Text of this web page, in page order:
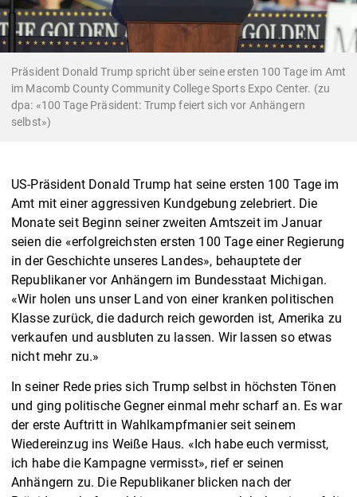
Präsident Donald Trump spricht über seine ersten 100 Tage im Amt
im Macomb County Community College Sports Expo Center. (zu
dpa: «100 Tage Präsident: Trump feiert sich vor Anhängern
selbst»)
US-Präsident Donald Trump hat seine ersten 100 Tage im
Amt mit einer aggressiven Kundgebung zelebriert. Die
Monate seit Beginn seiner zweiten Amtszeit im Januar
seien die «erfolgreichsten ersten 100 Tage einer Regierung
in der Geschichte unseres Landes», behauptete der
Republikaner vor Anhängern im Bundesstaat Michigan.
«Wir holen uns unser Land von einer kranken politischen
Klasse zurück, die dadurch reich geworden ist, Amerika zu
verkaufen und ausbluten zu lassen. Wir lassen so etwas
nicht mehr zu.»
In seiner Rede pries sich Trump selbst in höchsten Tönen
und ging politische Gegner einmal mehr scharf an. Es war
der erste Auftritt in Wahlkampfmanier seit seinem
Wiedereinzug ins Weiße Haus. «Ich habe euch vermisst,
ich habe die Kampagne vermisst», rief er seinen
Anhängern zu. Die Republikaner blicken nach der